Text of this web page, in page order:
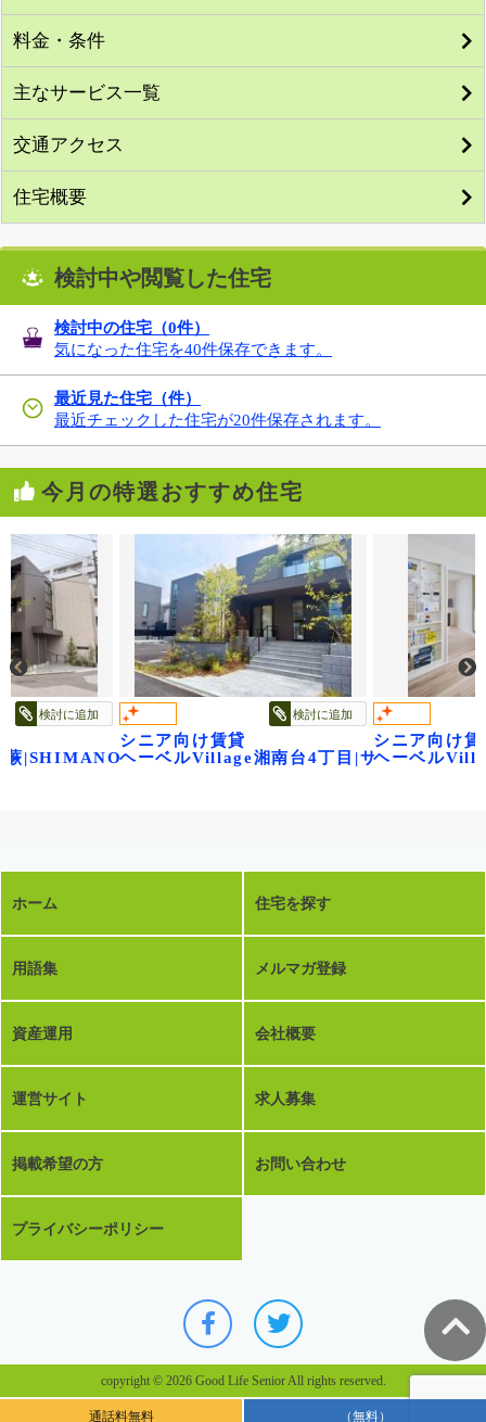
料金・条件
主なサービス一覧
交通アクセス
住宅概要
検討中や閲覧した住宅
検討中の住宅（0件）
気になった住宅を40件保存できます。
最近見た住宅（件）
最近チェックした住宅が20件保存されます。
今月の特選おすすめ住宅
検討に追加
蕨|SHIMANO
検討に追加
シニア向け賃貸
ヘーベルVillage湘南台4丁目|サニーヒルズ
シニア向け賃
ヘーベル
ホーム 住宅を探す
用語集 メルマガ登録
資産運用 会社概要
運営サイト 求人募集
掲載希望の方 お問い合わせ
プライバシーポリシー
copyright © 2026 Good Life Senior All rights reserved.
通話料無料 （無料）